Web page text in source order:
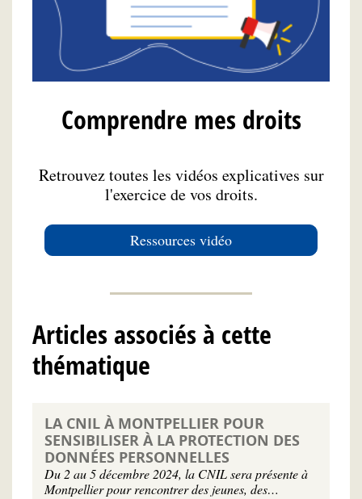
Comprendre mes droits
Retrouvez toutes les vidéos explicatives sur
l'exercice de vos droits.
Ressources vidéo
Articles associés à cette
thématique
LA CNIL À MONTPELLIER POUR
SENSIBILISER À LA PROTECTION DES
DONNÉES PERSONNELLES
Du 2 au 5 décembre 2024, la CNIL sera présente à
Montpellier pour rencontrer des jeunes, des…